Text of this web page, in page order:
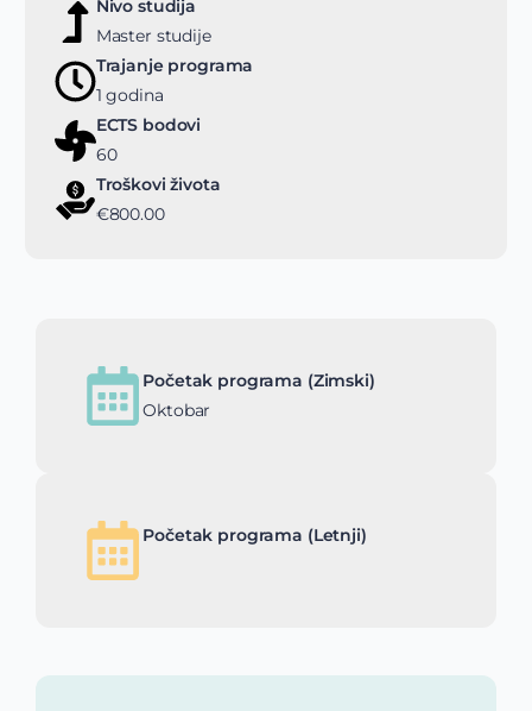
Nivo studija
Master studije
Trajanje programa
1 godina
ECTS bodovi
60
Troškovi života
€800.00
Početak programa (Zimski)
Oktobar
Početak programa (Letnji)